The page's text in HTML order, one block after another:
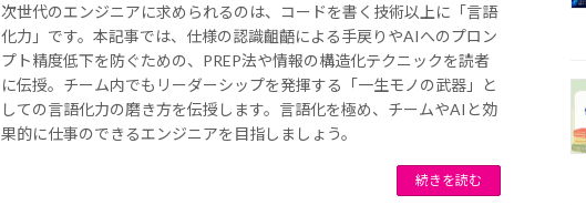
次世代のエンジニアに求められるのは、コードを書く技術以上に「言語
化力」です。本記事では、仕様の認識齟齬による手戻りやAIへのプロン
プト精度低下を防ぐための、PREP法や情報の構造化テクニックを読者
に伝授。チーム内でもリーダーシップを発揮する「一生モノの武器」と
しての言語化力の磨き方を伝授します。言語化を極め、チームやAIと効
果的に仕事のできるエンジニアを目指しましょう。
続きを読む